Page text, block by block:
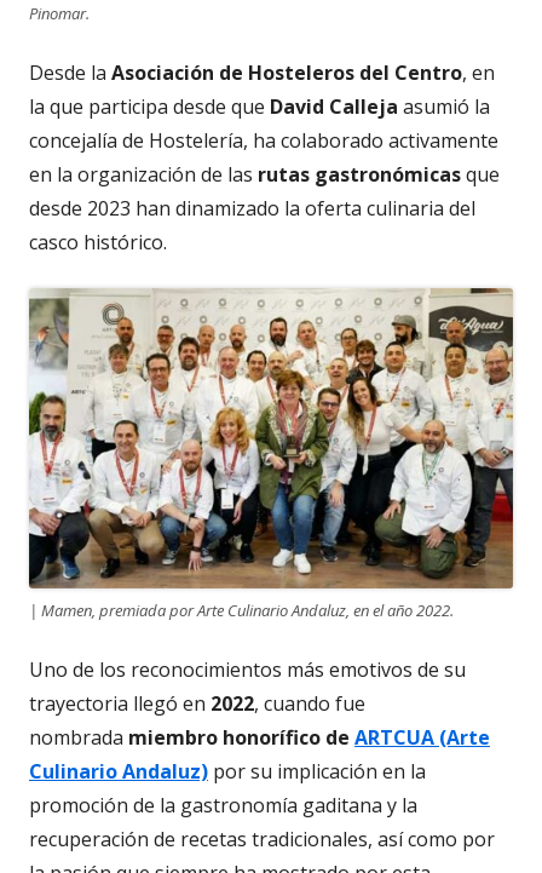
Pinomar.
Desde la Asociación de Hosteleros del Centro, en
la que participa desde que David Calleja asumió la
concejalía de Hostelería, ha colaborado activamente
en la organización de las rutas gastronómicasque
desde 2023 han dinamizado la oferta culinaria del
casco histórico.
| Mamen, premiada por Arte Culinario Andaluz, en el año 2022.
Uno de los reconocimientos más emotivos de su
trayectoria llegó en 2022, cuando fue
nombrada miembro honorífico de ARTCUA (Arte
Culinario Andaluz) por su implicación en la
promoción de la gastronomía gaditana y la
recuperación de recetas tradicionales, así como por